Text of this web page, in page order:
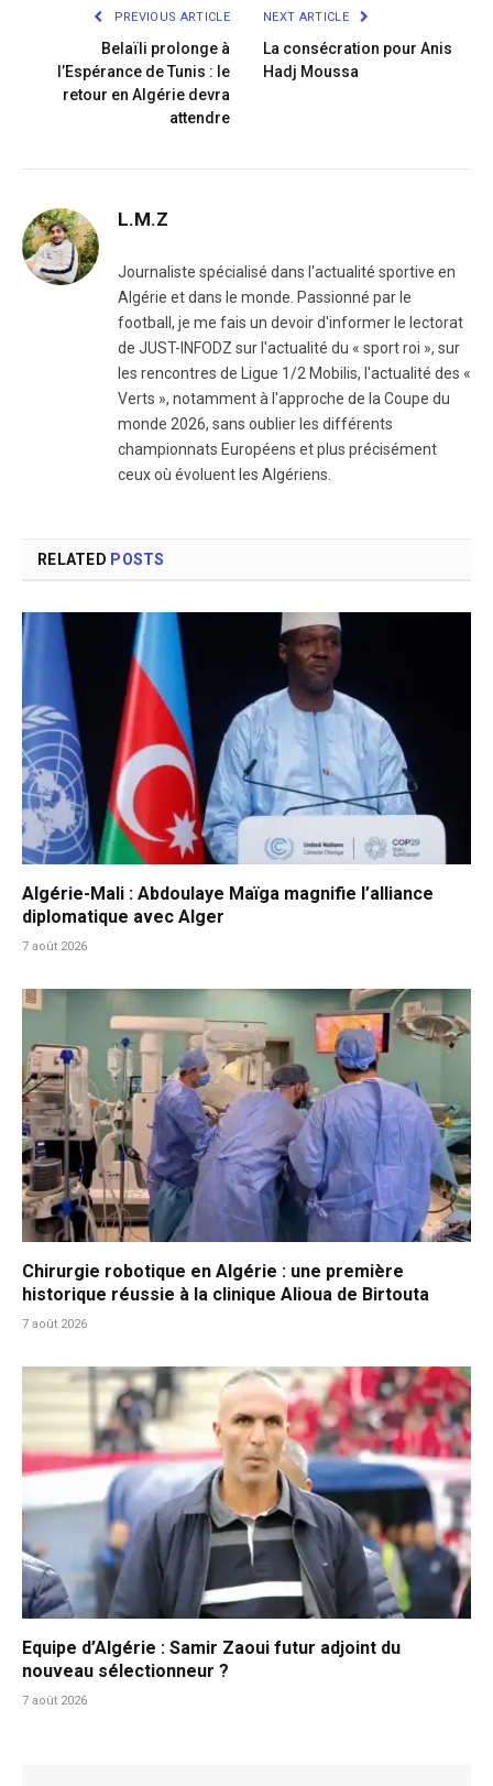
PREVIOUS ARTICLE
Belaïli prolonge à
l’Espérance de Tunis : le
retour en Algérie devra
attendre
NEXT ARTICLE
La consécration pour Anis
Hadj Moussa
L.M.Z
Journaliste spécialisé dans l'actualité sportive en
Algérie et dans le monde. Passionné par le
football, je me fais un devoir d'informer le lectorat
de JUST-INFODZ sur l'actualité du « sport roi », sur
les rencontres de Ligue 1/2 Mobilis, l'actualité des «
Verts », notamment à l'approche de la Coupe du
monde 2026, sans oublier les différents
championnats Européens et plus précisément
ceux où évoluent les Algériens.
RELATED POSTS
Algérie-Mali : Abdoulaye Maïga magnifie l’alliance
diplomatique avec Alger
7 août 2026
Chirurgie robotique en Algérie : une première
historique réussie à la clinique Alioua de Birtouta
7 août 2026
Equipe d’Algérie : Samir Zaoui futur adjoint du
nouveau sélectionneur ?
7 août 2026